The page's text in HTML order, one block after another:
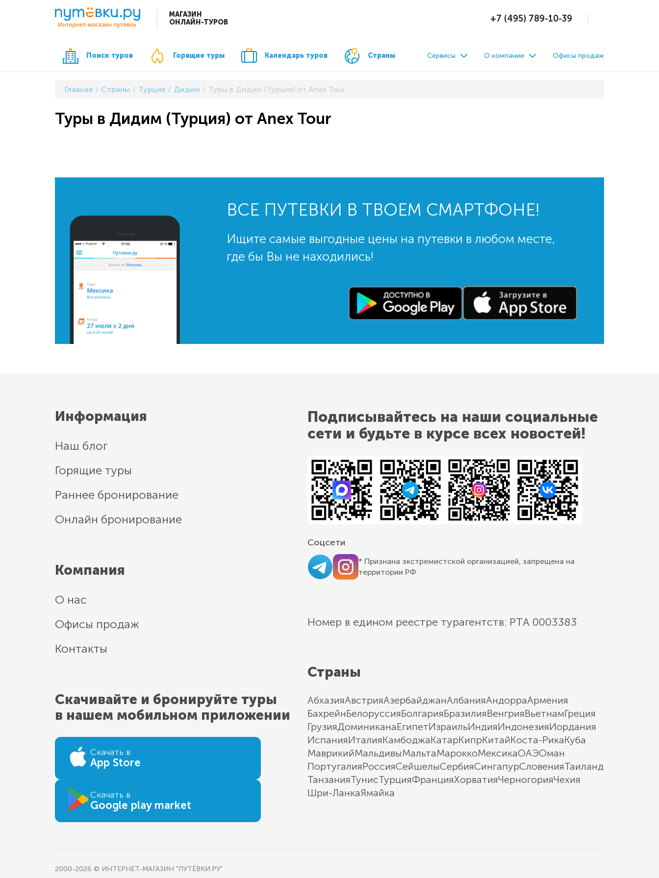
МАГАЗИН
ОНЛАЙН-ТУРОВ
+7 (495) 789-10-39
Поиск туров Горящие туры Календарь туров Страны Сервисы О компании Офисы продаж
Главная Страны Турция Дидим Туры в Дидим (Турция) от Anex Tour
Туры в Дидим (Турция) от Anex Tour
ВСЕ ПУТЕВКИ В ТВОЕМ СМАРТФОНЕ!
Ищите самые выгодные цены на путевки в любом месте,
где бы Вы не находились!
Информация
Наш блог
Горящие туры
Раннее бронирование
Онлайн бронирование
Компания
О нас
Офисы продаж
Контакты
Скачивайте и бронируйте туры
в нашем мобильном приложении
Скачать в
App Store
Скачать в
Google play market
Подписывайтесь на наши социальные
сети и будьте в курсе всех новостей!
Соцсети
* Признана экстремистской организацией, запрещена на
территории РФ
Номер в едином реестре турагентств: РТА 0003383
Страны
АбхазияАвстрияАзербайджанАлбанияАндорраАрмения
БахрейнБелоруссияБолгарияБразилияВенгрияВьетнамГреция
ГрузияДоминиканаЕгипетИзраильИндияИндонезияИордания
ИспанияИталияКамбоджаКатарКипрКитайКоста-РикаКуба
МаврикийМальдивыМальтаМароккоМексикаОАЭОман
ПортугалияРоссияСейшелыСербияСингапурСловенияТаиланд
ТанзанияТунисТурцияФранцияХорватияЧерногорияЧехия
Шри-ЛанкаЯмайка
2000-2026 © ИНТЕРНЕТ-МАГАЗИН "ПУТЁВКИ.РУ"